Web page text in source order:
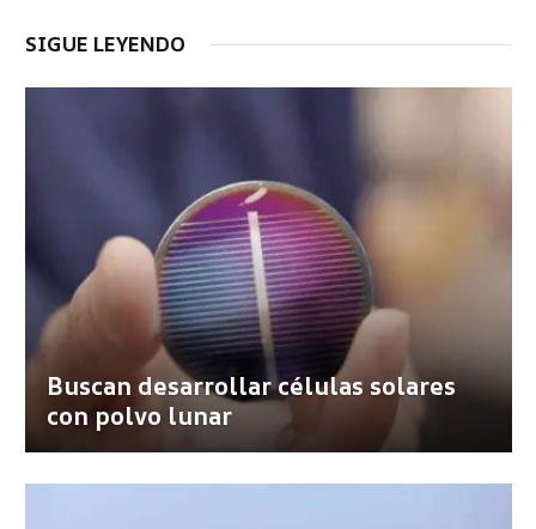
SIGUE LEYENDO
Buscan desarrollar células solares
con polvo lunar